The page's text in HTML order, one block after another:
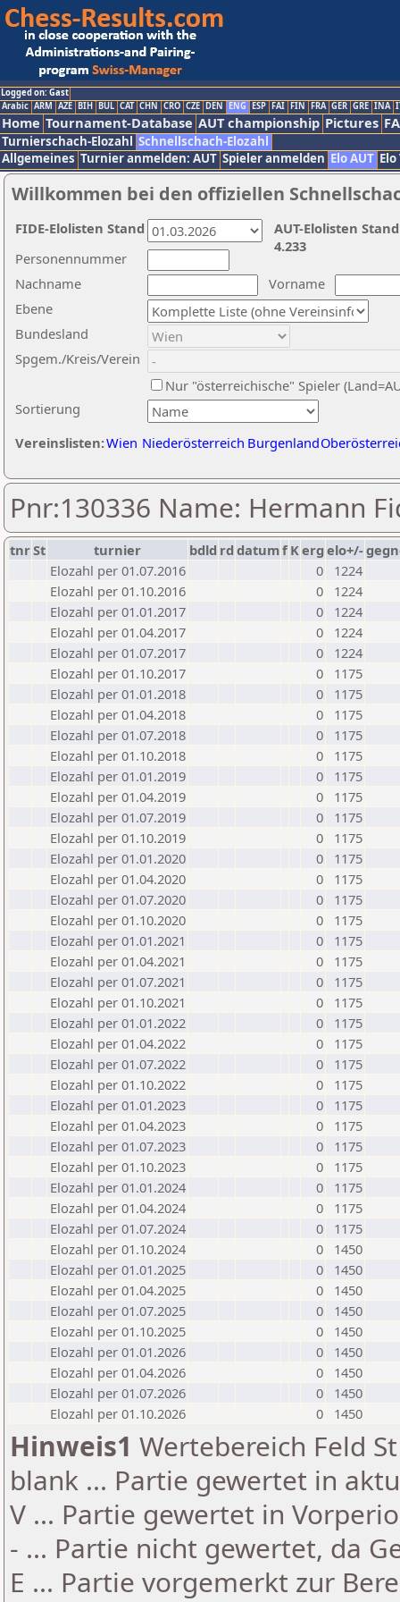
Logged on: Gast
Arabic ARM AZE BIH BUL CAT CHN CRO CZE DEN ENG ESP FAI FIN FRA GER GRE INA
Home Tournament-Database AUT championship Pictures
Turnierschach-Elozahl Schnellschach-Elozahl
Allgemeines Turnier anmelden: AUT Spieler anmelden Elo AUT
Willkommen bei den offiziellen
Nachname
Vorname
Ebene
Sortierung
Personennummer
Bundesland
Spgem./Kreis/Verein
Nur "österreichische" Spieler
Vereinslisten:Wien Niederösterreich Burgenland
AUT-Elolisten
4.233
FIDE-Elolisten Stand
Pnr:130336 Name: Hermann
tnrSt turnier bdld rd datumf Kerg elo+/-
Elozahl per 01.07.2016
0
1224
Elozahl per 01.10.2016
0
1224
Elozahl per 01.01.2017
0
1224
Elozahl per 01.04.2017
0
1224
Elozahl per 01.07.2017
0
1224
Elozahl per 01.10.2017
0
1175
Elozahl per 01.01.2018
0
1175
Elozahl per 01.04.2018
0
1175
Elozahl per 01.07.2018
0
1175
Elozahl per 01.10.2018
0
1175
Elozahl per 01.01.2019
0
1175
Elozahl per 01.04.2019
0
1175
Elozahl per 01.07.2019
0
1175
Elozahl per 01.10.2019
0
1175
Elozahl per 01.01.2020
0
1175
Elozahl per 01.04.2020
0
1175
Elozahl per 01.07.2020
0
1175
Elozahl per 01.10.2020
0
1175
Elozahl per 01.01.2021
0
1175
Elozahl per 01.04.2021
0
1175
Elozahl per 01.07.2021
0
1175
Elozahl per 01.10.2021
0
1175
Elozahl per 01.01.2022
0
1175
Elozahl per 01.04.2022
0
1175
Elozahl per 01.07.2022
0
1175
Elozahl per 01.10.2022
0
1175
Elozahl per 01.01.2023
0
1175
Elozahl per 01.04.2023
0
1175
Elozahl per 01.07.2023
0
1175
Elozahl per 01.10.2023
0
1175
Elozahl per 01.01.2024
0
1175
Elozahl per 01.04.2024
0
1175
Elozahl per 01.07.2024
0
1175
Elozahl per 01.10.2024
0
1450
Elozahl per 01.01.2025
0
1450
Elozahl per 01.04.2025
0
1450
Elozahl per 01.07.2025
0
1450
Elozahl per 01.10.2025
0
1450
Elozahl per 01.01.2026
0
1450
Elozahl per 01.04.2026
0
1450
Elozahl per 01.07.2026
0
1450
Elozahl per 01.10.2026
0 1450
Hinweis1 Wertebereich Feld
blank ... Partie gewertet in
V ... Partie gewertet in
- ... Partie nicht gewertet, da
E ... Partie vorgemerkt zur